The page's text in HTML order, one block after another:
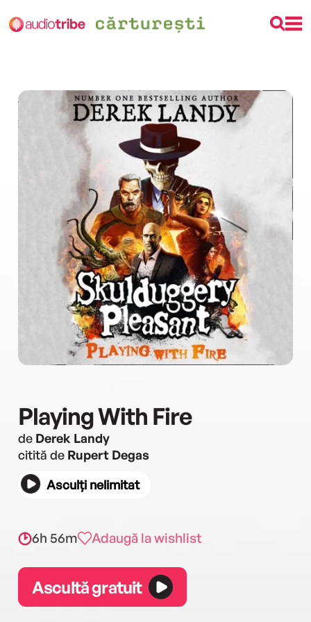
Playing With Fire
de Derek Landy
citită de Rupert Degas
Asculți nelimitat
6h 56m Adaugă la wishlist
Ascultă gratuit